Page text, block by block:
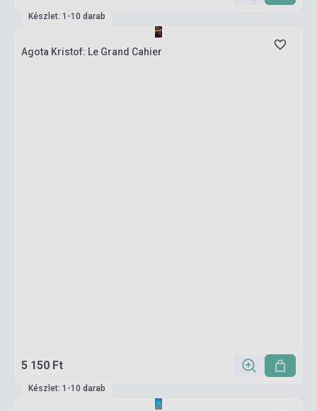
Készlet: 1-10 darab
Agota Kristof: Le Grand Cahier
5 150 Ft
Készlet: 1-10 darab